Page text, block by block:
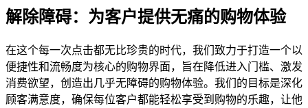
解除障碍：为客户提供无痛的购物体验
在这个每一次点击都无比珍贵的时代，我们致力于打造一个以
便捷性和流畅度为核心的购物界面，旨在降低进入门槛、激发
消费欲望，创造出几乎无障碍的购物体验。我们的目标是深化
顾客满意度，确保每位客户都能轻松享受到购物的乐趣，让他